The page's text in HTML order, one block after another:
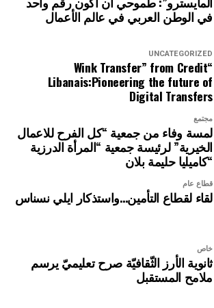
في الوطن العربي في عالم الأعمال
UNCATEGORIZED
“Wink Transfer” from Credit
Libanais:Pioneering the future of
Digital Transfers
مجتمع
لمسة وفاء من جمعية “كل الفرح للاعمال
الخيرية” لرئيسة جمعية “المرأة الدرزية
“كاميليا حليمة بلان
قطاع عام
لقاء لقطاع التأمين…واستذكار ايلي نسناس
خاص
ثانوية الأرز الثّقافيّة صرح تعليميّ يرسم
ملامح المستقبل